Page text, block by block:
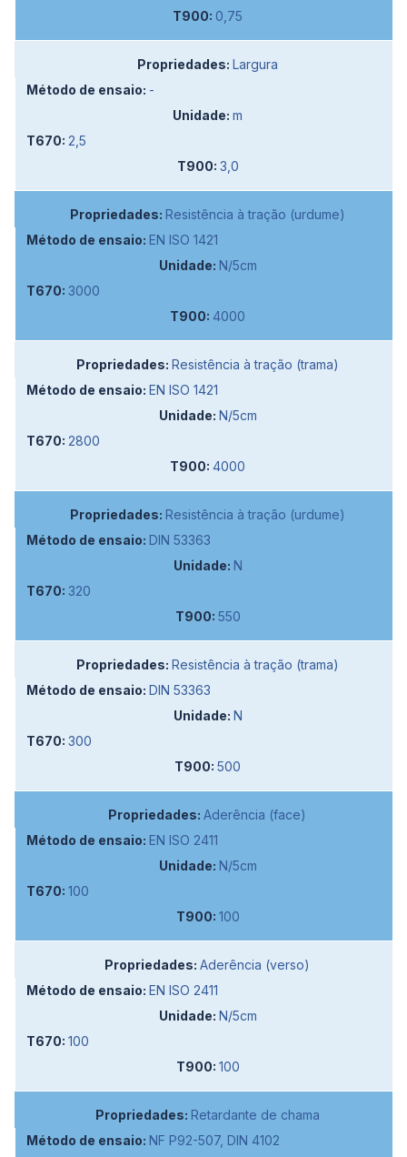
0,75
Largura
-
m
2,5
3,0
Resistência à tração (urdume)
EN ISO 1421
N/5cm
3000
4000
Resistência à tração (trama)
EN ISO 1421
N/5cm
2800
4000
Resistência à tração (urdume)
DIN 53363
N
320
550
Resistência à tração (trama)
DIN 53363
N
300
500
Aderência (face)
EN ISO 2411
N/5cm
100
100
Aderência (verso)
EN ISO 2411
N/5cm
100
100
Retardante de chama
NF P92-507, DIN 4102